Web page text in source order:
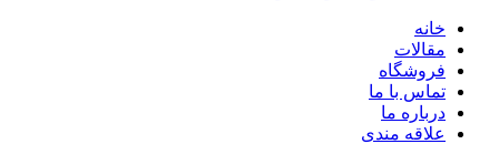
خانه
مقالات
فروشگاه
تماس با ما
درباره ما
علاقه مندی